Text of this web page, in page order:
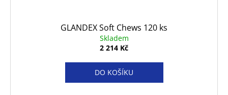
GLANDEX Soft Chews 120 ks
Skladem
2 214 Kč
DO KOŠÍKU